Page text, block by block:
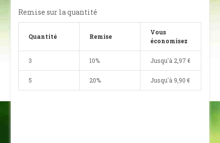
Remise sur la quantité
Quantité Remise
Vous
économisez
3 10% Jusqu'à 2,97 €
5 20% Jusqu'à 9,90 €